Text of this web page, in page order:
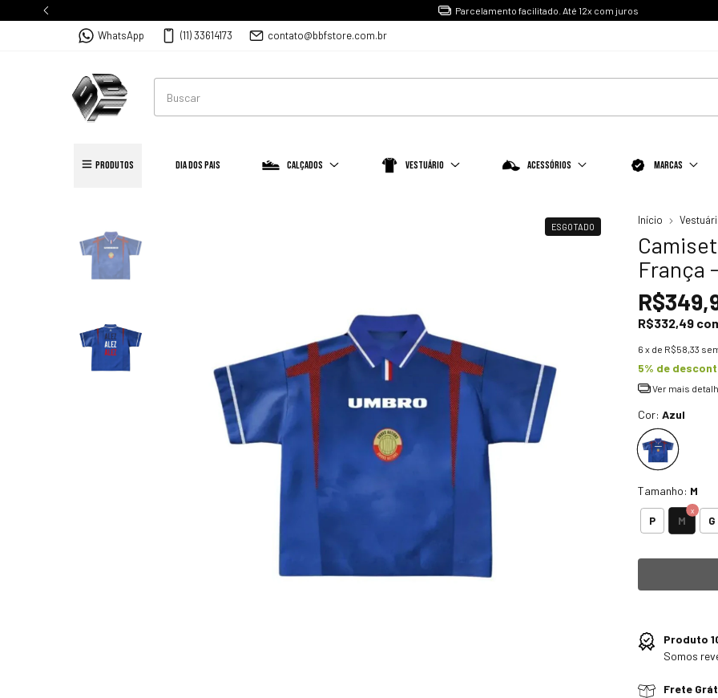
Parcelamento facilitado. Até 12x com juros
WhatsApp (11) 33614173 contato@bbfstore.com.br
PRODUTOS Dia dos Pais Calçados Vestuário Acessórios Marcas
ESGOTADO
Início
França
R$332,49
6 x de R$58,33
5% de
Ver mais
Cor: Azul
Tamanho: M
P M G
Produto
Somos
Frete